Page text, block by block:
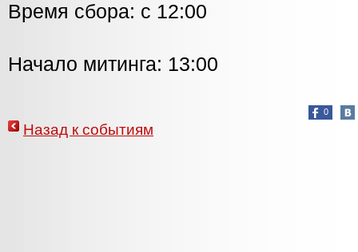
Время сбора: с 12:00
Начало митинга: 13:00
0
Назад к событиям